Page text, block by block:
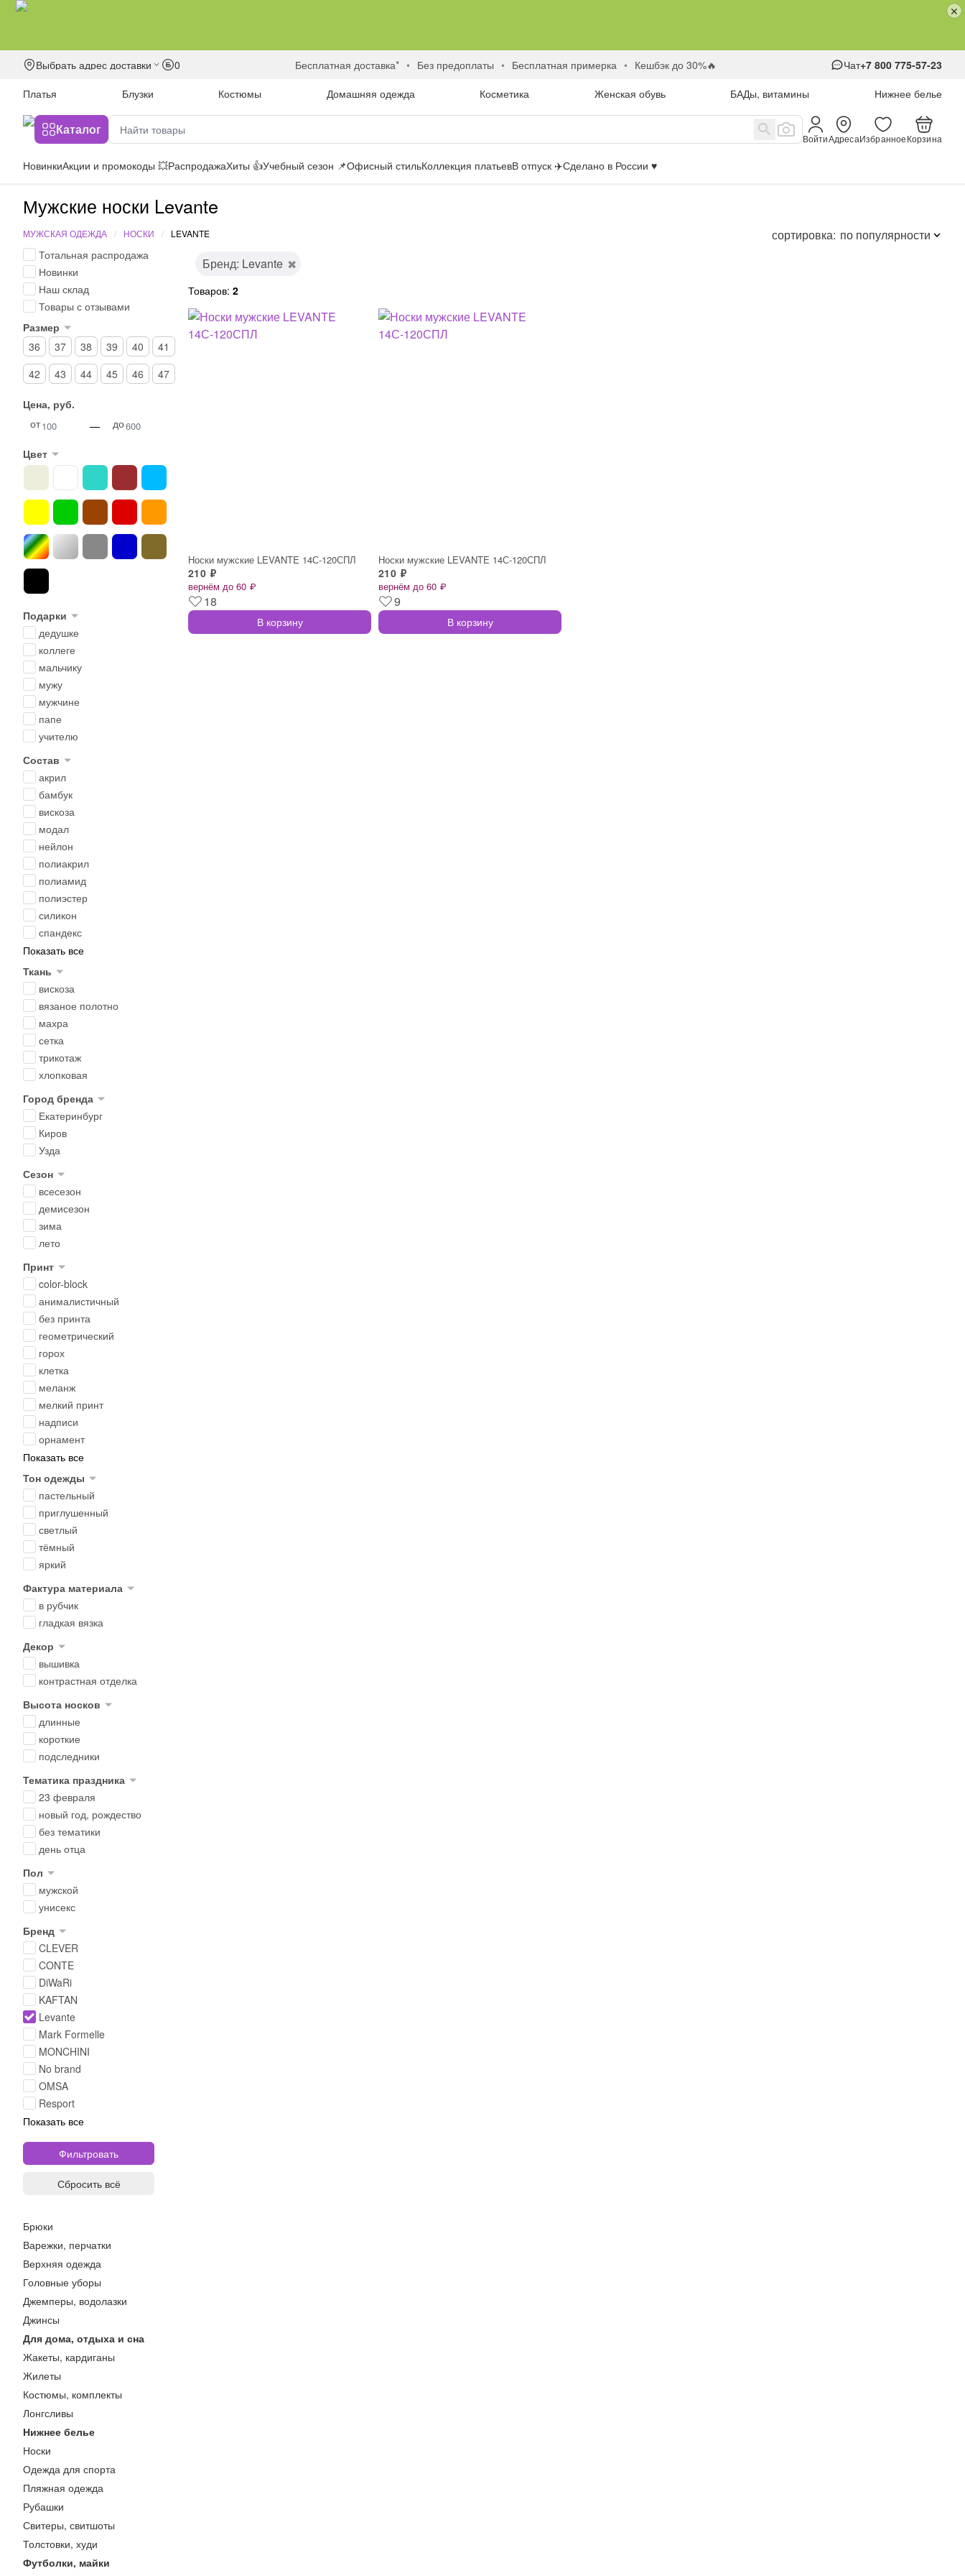
Выбрать адрес доставки 0 бесплатная доставка* без предоплаты бесплатная примерка кешбэк до 30%🔥 Чат+7 800 775-57-23
Платья
Блузки Костюмы Домашняя одежда Косметика Женская обувь БАДы, витамины Нижнее белье
Каталог
ВойтиАдресаИзбранноеКорзина
НовинкиАкции и промокоды 💥РаспродажаХиты 👍Учебный сезон 📌Офисный стильКоллекция платьевВ отпуск ✈️Сделано в России ♥️
Мужские носки Levante
сортировка: по популярности
МУЖСКАЯ ОДЕЖДА НОСКИ LEVANTE
Тотальная распродажа
Новинки
Наш склад
Товары с отзывами
Цена, руб.
от
— до
Размер
36
37 38 39 40
41
42
43 44 45 46 47
Цвет
Подарки
дедушке
коллеге
мальчику
мужу
мужчине
папе
учителю
Состав
акрил
бамбук
вискоза
модал
нейлон
полиакрил
полиамид
полиэстер
силикон
спандекс
Показать все
Ткань
вискоза
вязаное полотно
махра
сетка
трикотаж
хлопковая
Город бренда
Екатеринбург
Киров
Узда
Сезон
всесезон
демисезон
зима
лето
Принт
color-block
анималистичный
без принта
геометрический
горох
клетка
меланж
мелкий принт
надписи
орнамент
Показать все
Тон одежды
пастельный
приглушенный
светлый
тёмный
яркий
Фактура материала
в рубчик
гладкая вязка
Декор
вышивка
контрастная отделка
Высота носков
длинные
короткие
подследники
Тематика праздника
23 февраля
новый год, рождество
без тематики
день отца
Пол
мужской
унисекс
Бренд
CLEVER
CONTE
DiWaRi
KAFTAN
Levante
Mark Formelle
MONCHINI
No brand
OMSA
Resport
Показать все
Сбросить всё
Брюки
Варежки, перчатки
Верхняя одежда
Головные уборы
Джемперы, водолазки
Джинсы
Для дома, отдыха и сна
Жакеты, кардиганы
Жилеты
Костюмы, комплекты
Лонгсливы
Нижнее белье
Носки
Одежда для спорта
Пляжная одежда
Рубашки
Свитеры, свитшоты
Толстовки, худи
Футболки, майки
Бренд: Levante
Товаров: 2
Носки мужские LEVANTE 14С-120СПЛ
210 ₽
вернём до 60 ₽
18
В корзину
Носки мужские LEVANTE 14С-120СПЛ
210 ₽
вернём до 60 ₽
9
В корзину